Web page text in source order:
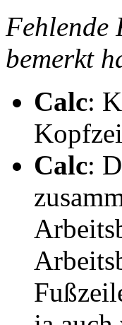
Fehlende
bemerkt
Calc:
Calc: